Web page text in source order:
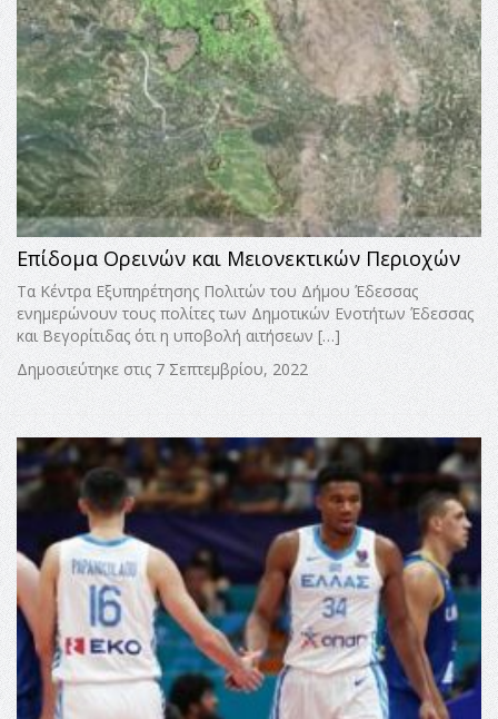
Επίδομα Ορεινών και Μειονεκτικών Περιοχών
Τα Κέντρα Εξυπηρέτησης Πολιτών του Δήμου Έδεσσας
ενημερώνουν τους πολίτες των Δημοτικών Ενοτήτων Έδεσσας
και Βεγορίτιδας ότι η υποβολή αιτήσεων […]
Δημοσιεύτηκε στις 7 Σεπτεμβρίου, 2022